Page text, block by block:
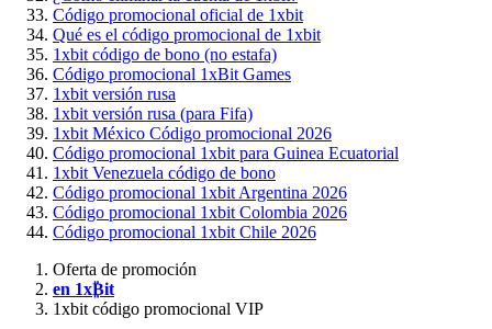
Código promocional oficial de 1xbit
Qué es el código promocional de 1xbit
1xbit código de bono (no estafa)
Código promocional 1xBit Games
1xbit versión rusa
1xbit versión rusa (para Fifa)
1xbit México Código promocional 2026
Código promocional 1xbit para Guinea Ecuatorial
1xbit Venezuela código de bono
Código promocional 1xbit Argentina 2026
Código promocional 1xbit Colombia 2026
Código promocional 1xbit Chile 2026
Oferta de promoción
en 1x₿it
1xbit código promocional VIP